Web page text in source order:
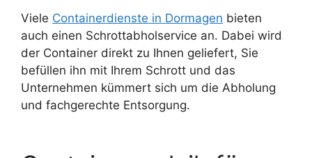
Viele Containerdienste in Dormagen bieten
auch einen Schrottabholservice an. Dabei wird
der Container direkt zu Ihnen geliefert, Sie
befüllen ihn mit Ihrem Schrott und das
Unternehmen kümmert sich um die Abholung
und fachgerechte Entsorgung.